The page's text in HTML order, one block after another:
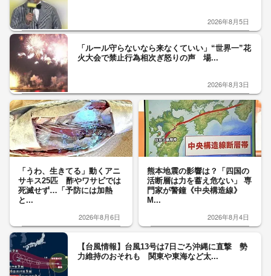
2026年8月5日
「ルール守らないなら来なくていい」“世界一”花
火大会で禁止行為相次ぎ怒りの声 場...
2026年8月3日
「うわ、生きてる」動くアニ
サキス25匹 酢やワサビでは
死滅せず…「予防には加熱
と...
2026年8月6日
熊本地震の影響は？「四国の
活断層は力を蓄え危ない」 専
門家が警鐘《中央構造線》
M...
2026年8月4日
【台風情報】台風13号は7日ごろ沖縄に直撃 勢
力維持のおそれも 関東や東海など太...